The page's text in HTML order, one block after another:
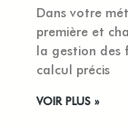
Dans votre
première et
la gestion des
calcul précis
VOIR PLUS »